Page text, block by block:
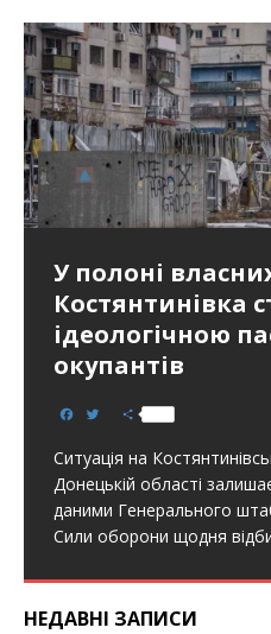
У полоні
Костянтинівка
ідеологічною
окупантів
e
b
o
o
k
t
t
e
r
S
h
r
e
Ситуація на
Донецькій області
даними Генерального
Сили оборони щодня
НЕДАВНІ ЗАПИСИ